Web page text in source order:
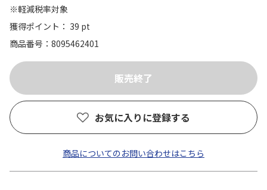
※軽減税率対象
獲得ポイント： 39 pt
商品番号
8095462401
お気に入りに登録する
商品についてのお問い合わせはこちら